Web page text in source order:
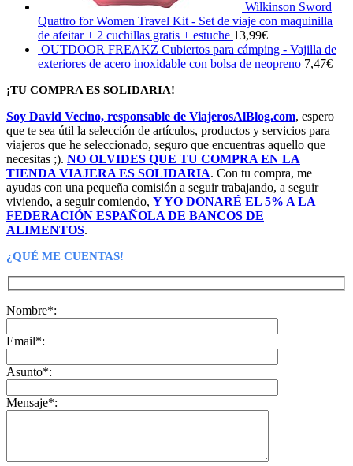
Wilkinson Sword
Quattro for Women Travel Kit - Set de viaje con maquinilla
de afeitar + 2 cuchillas gratis + estuche 13,99€
OUTDOOR FREAKZ Cubiertos para cámping - Vajilla de
exteriores de acero inoxidable con bolsa de neopreno 7,47€
¡TU COMPRA ES SOLIDARIA!
Soy David Vecino, responsable de ViajerosAlBlog.com, espero
que te sea útil la selección de artículos, productos y servicios para
viajeros que he seleccionado, seguro que encuentras aquello que
necesitas ;). NO OLVIDES QUE TU COMPRA EN LA
TIENDA VIAJERA ES SOLIDARIA. Con tu compra, me
ayudas con una pequeña comisión a seguir trabajando, a seguir
viviendo, a seguir comiendo, Y YO DONARÉ EL 5% A LA
FEDERACIÓN ESPAÑOLA DE BANCOS DE
ALIMENTOS.
¿QUÉ ME CUENTAS!
Nombre*:
Email*:
Asunto*:
Mensaje*: